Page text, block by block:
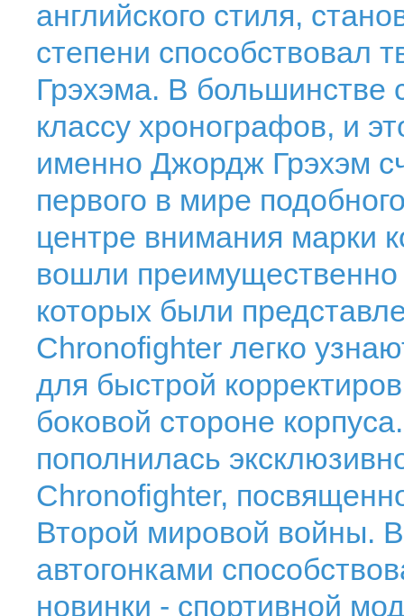
английского стиля,
степени способствовал
Грэхэма. В большинстве
классу хронографов, и
именно Джордж Грэхэм
первого в мире
центре внимания марки
вошли
которых были
Chronofighter легко
для быстрой
боковой стороне
пополнилась
Chronofighter,
Второй мировой войны.
автогонками
новинки - спортивной